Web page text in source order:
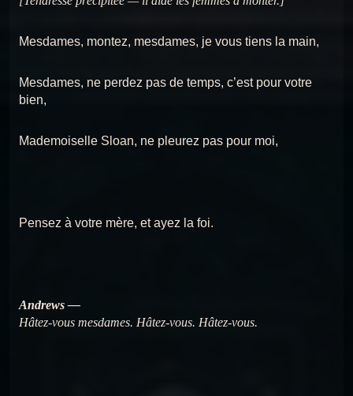
Mesdames, montez, mesdames, je vous tiens la main,
Mesdames, ne perdez pas de temps, c’est pour votre
bien,
Mademoiselle Sloan, ne pleurez pas pour moi,
Pensez à votre mère, et ayez la foi.
Andrews —
Hâtez-vous mesdames. Hâtez-vous. Hâtez-vous.